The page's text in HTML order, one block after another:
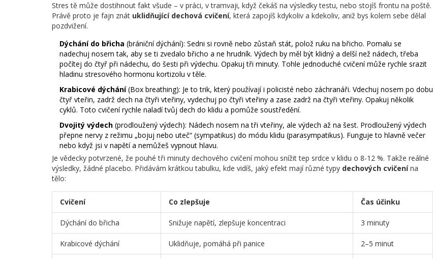
Stres tě může dostihnout fakt všude – v práci, v tramvaji, když čekáš na výsledky testu, nebo stojíš frontu na poště.
Právě proto je fajn znát uklidňující dechová cvičení, která zapojíš kdykoliv a kdekoliv, aniž bys kolem sebe dělal
pozdvižení.
Dýchání do břicha (brániční dýchání): Sedni si rovně nebo zůstaň stát, polož ruku na břicho. Pomalu se
nadechuj nosem tak, aby se ti zvedalo břicho a ne hrudník. Výdech by měl být klidný a delší než nádech, třeba
počítej do čtyř při nádechu, do šesti při výdechu. Opakuj tři minuty. Tohle jednoduché cvičení může rychle srazit
hladinu stresového hormonu kortizolu v těle.
Krabicové dýchání(Box breathing): Je to trik, který používají i policisté nebo záchranáři. Vdechuj nosem po dobu
čtyř vteřin, zadrž dech na čtyři vteřiny, vydechuj po čtyři vteřiny a zase zadrž na čtyři vteřiny. Opakuj několik
cyklů. Toto cvičení rychle naladí tvůj dech do klidu a pomůže soustředění.
Dvojitý výdech (prodloužený výdech): Nádech nosem na tři vteřiny, ale výdech až na šest. Prodloužený výdech
přepne nervy z režimu „bojuj nebo uteč“ (sympatikus) do módu klidu (parasympatikus). Funguje to hlavně večer
nebo když jsi v napětí a nemůžeš vypnout hlavu.
Je vědecky potvrzené, že pouhé tři minuty dechového cvičení mohou snížit tep srdce v klidu o 8-12 %. Takže reálné
výsledky, žádné placebo. Přidávám krátkou tabulku, kde vidíš, jaký efekt mají různé typy dechových cvičenína
tělo:
Cvičení Co zlepšuje Čas účinku
Dýchání do břicha Snižuje napětí, zlepšuje koncentraci 3 minuty
Krabicové dýchání Uklidňuje, pomáhá při panice 2–5 minut